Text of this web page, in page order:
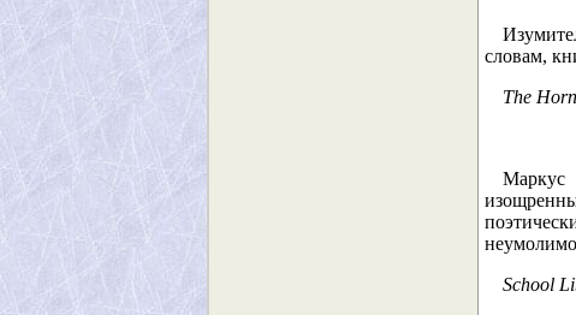
словам,
The
Маркус
School